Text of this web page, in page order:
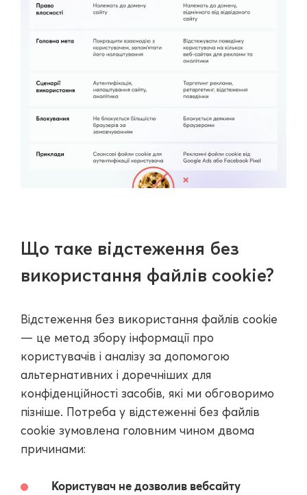
Що таке відстеження без
використання файлів cookie?
Відстеження без використання файлів cookie
— це метод збору інформації про
користувачів і аналізу за допомогою
альтернативних і доречніших для
конфіденційності засобів, які ми обговоримо
пізніше. Потреба у відстеженні без файлів
cookie зумовлена головним чином двома
причинами:
Користувач не дозволив вебсайту